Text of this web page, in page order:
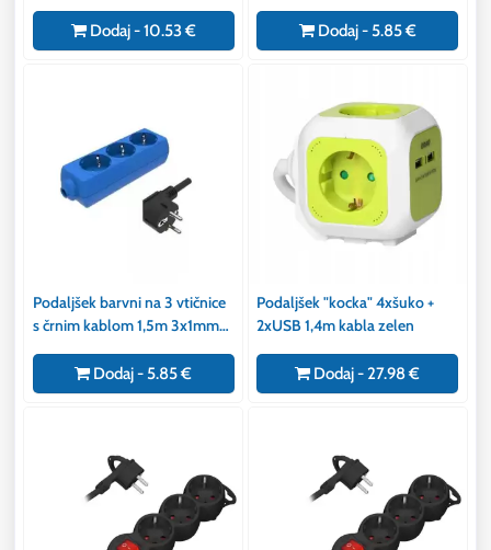
Dodaj - 10.53 €
Dodaj - 5.85 €
Podaljšek barvni na 3 vtičnice
s črnim kablom 1,5m 3x1mm
Dodaj - 5.85 €
Podaljšek "kocka" 4xšuko +
2xUSB 1,4m kabla zelen
Dodaj - 27.98 €